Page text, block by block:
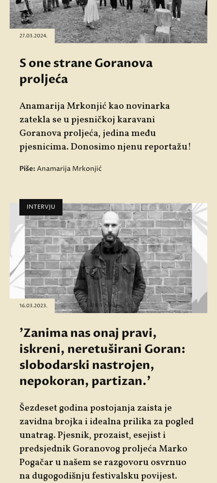
27.03.2024.
S one strane Goranova
proljeća
Anamarija Mrkonjić kao novinarka
zatekla se u pjesničkoj karavani
Goranova proljeća, jedina među
pjesnicima. Donosimo njenu reportažu!
Piše: Anamarija Mrkonjić
INTERVJU
16.03.2023.
'Zanima nas onaj pravi,
iskreni, neretuširani Goran:
slobodarski nastrojen,
nepokoran, partizan.'
Šezdeset godina postojanja zaista je
zavidna brojka i idealna prilika za pogled
unatrag. Pjesnik, prozaist, esejist i
predsjednik Goranovog proljećaMarko
Pogačaru našem se razgovoru osvrnuo
na dugogodišnju festivalsku povijest.